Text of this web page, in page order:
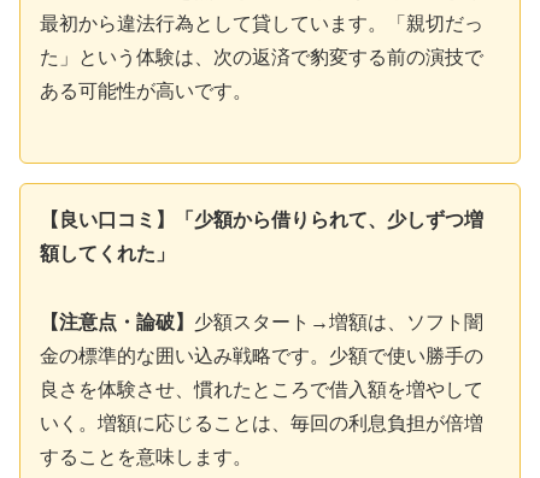
最初から違法行為として貸しています。「親切だっ
た」という体験は、次の返済で豹変する前の演技で
ある可能性が高いです。
【良い口コミ】「少額から借りられて、少しずつ増
額してくれた」
【注意点・論破】 少額スタート→増額は、ソフト闇
金の標準的な囲い込み戦略です。少額で使い勝手の
良さを体験させ、慣れたところで借入額を増やして
いく。増額に応じることは、毎回の利息負担が倍増
することを意味します。